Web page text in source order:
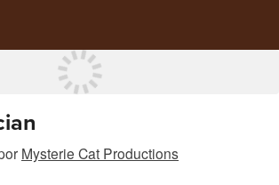
Mysterie Cat Productions